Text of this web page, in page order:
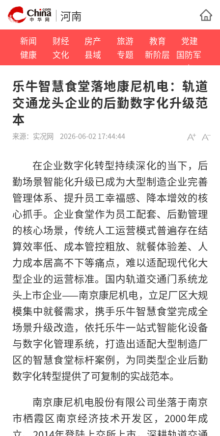
河南
新闻 财经 房产 旅游 教育
党建
健康
文化 县域 专题 新阶层
国防军
事
乐牛智慧食堂落地康尼机电：轨道
交通龙头企业的后勤数字化升级范
本
来源： 实况网 2026-06-02 17:44:44
在企业数字化转型持续深化的当下，后
勤场景智能化升级已成为大型制造企业完善
管理体系、提升员工幸福感、降本增效的核
心抓手。企业食堂作为员工配套、后勤管理
的核心场景，传统人工运营模式普遍存在结
算效率低、成本管控粗放、就餐体验差、人
力成本居高不下等痛点，难以适配现代化大
型企业的运营标准。国内轨道交通门系统龙
头上市企业——南京康尼机电，立足厂区大规
模集中就餐需求，携手乐牛智慧食堂完成全
场景升级改造，依托乐牛一站式智能化设备
与数字化管理系统，打造出适配大型制造厂
区的智慧食堂标杆案例，为同类型企业后勤
数字化转型提供了可复制的实战范本。
南京康尼机电股份有限公司坐落于南京
市栖霞区南京经济技术开发区，2000年成